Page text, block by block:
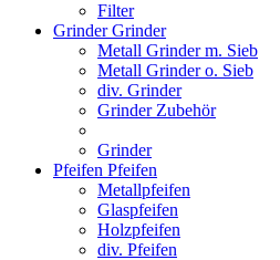
Filter
GrinderGrinder
Metall Grinder m. Sieb
Metall Grinder o. Sieb
div. Grinder
Grinder Zubehör
Grinder
Pfeifen Pfeifen
Metallpfeifen
Glaspfeifen
Holzpfeifen
div. Pfeifen